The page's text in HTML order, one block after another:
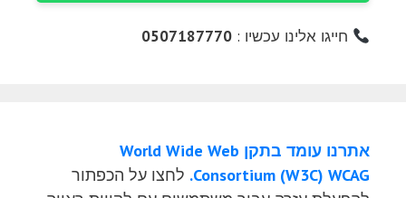
חייגו אלינו עכשיו :0507187770
אתרנו עומד בתקן World Wide Web
Consortium (W3C) WCAG. לחצו על הכפתור